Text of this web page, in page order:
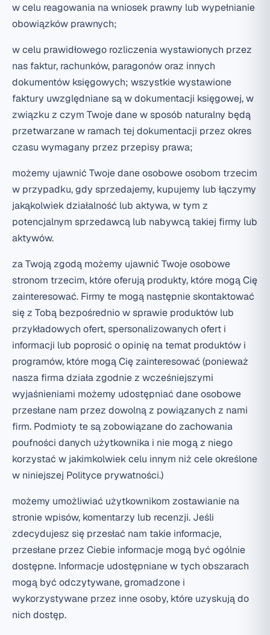
w celu reagowania na wniosek prawny lub wypełnianie
obowiązków prawnych;
w celu prawidłowego rozliczenia wystawionych przez
nas faktur, rachunków, paragonów oraz innych
dokumentów księgowych; wszystkie wystawione
faktury uwzględniane są w dokumentacji księgowej, w
związku z czym Twoje dane w sposób naturalny będą
przetwarzane w ramach tej dokumentacji przez okres
czasu wymagany przez przepisy prawa;
możemy ujawnić Twoje dane osobowe osobom trzecim
w przypadku, gdy sprzedajemy, kupujemy lub łączymy
jakąkolwiek działalność lub aktywa, w tym z
potencjalnym sprzedawcą lub nabywcą takiej firmy lub
aktywów.
za Twoją zgodą możemy ujawnić Twoje osobowe
stronom trzecim, które oferują produkty, które mogą Cię
zainteresować. Firmy te mogą następnie skontaktować
się z Tobą bezpośrednio w sprawie produktów lub
przykładowych ofert, spersonalizowanych ofert i
informacji lub poprosić o opinię na temat produktów i
programów, które mogą Cię zainteresować (ponieważ
nasza firma działa zgodnie z wcześniejszymi
wyjaśnieniami możemy udostępniać dane osobowe
przesłane nam przez dowolną z powiązanych z nami
firm. Podmioty te są zobowiązane do zachowania
poufności danych użytkownika i nie mogą z niego
korzystać w jakimkolwiek celu innym niż cele określone
w niniejszej Polityce prywatności.)
możemy umożliwiać użytkownikom zostawianie na
stronie wpisów, komentarzy lub recenzji. Jeśli
zdecydujesz się przesłać nam takie informacje,
przesłane przez Ciebie informacje mogą być ogólnie
dostępne. Informacje udostępniane w tych obszarach
mogą być odczytywane, gromadzone i
wykorzystywane przez inne osoby, które uzyskują do
nich dostęp.